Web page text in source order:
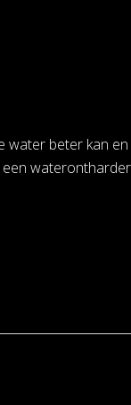
beter kan